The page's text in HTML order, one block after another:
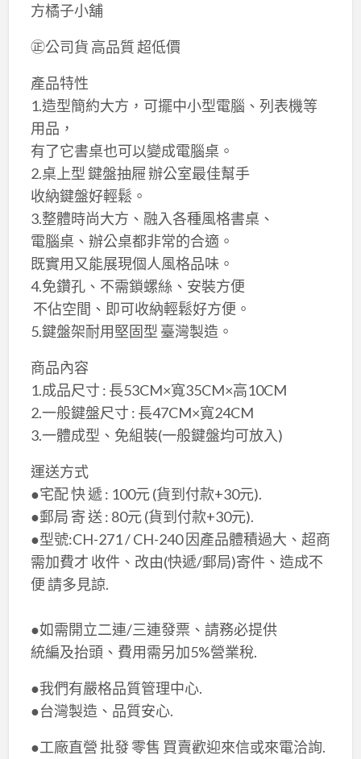
方橘子小舖
㊣公司貨 高品質 超低價
產品特性
1.造型簡約大方，可擺中小型電腦、列表機等
用品，
有了它書桌也可以變成電腦桌。
2.桌上型 鍵盤抽屜 辦公室最佳幫手
收納鍵盤好輕鬆。
3.整體時尚大方、​融入各種風格書桌、
電腦桌、辦公桌都非常的合適。
既實用又能展現個人風格品味。
4.免鑽孔、​不需鎖螺絲、​安裝方便
​ 不佔空間、​即可收納輕鬆好方便。
5.鍵盤架耐用堅固型 臺灣製造。
​商品內容
1.成品尺寸 : 長53CM×​寬35CM×​高10CM
2.一般鍵盤尺寸 : 長47CM×​寬24CM
3.一體成型、免組裝(一般鍵盤均可放入)
運送方式
●宅配 快 遞 : 100元 (貨到付款+30元).
●郵局 寄 送 : 80元 (貨到付款+30元).
●型號:CH-271 / CH-240 因產品體積過大、超商
需加費才 收件、改由(快遞/郵局)寄件、造成不
便 請多見諒.
●如需開立二連/三連發票、請務必提供
統編及抬頭、費用需另加5%營業稅.
​●我們有嚴格品質管理中心​.
●台灣製造、品質安心.
●工廠直營 批發 零售 買賣歡迎來信或來電洽詢.